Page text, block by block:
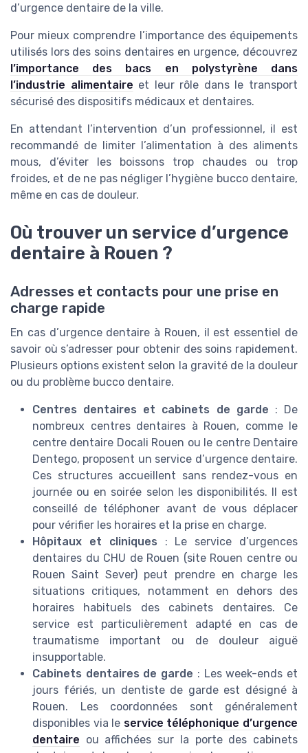
d’urgence dentaire de la ville.
Pour mieux comprendre l’importance des équipements
utilisés lors des soins dentaires en urgence, découvrez
l’importance des bacs en polystyrène dans
l’industrie alimentaire et leur rôle dans le transport
sécurisé des dispositifs médicaux et dentaires.
En attendant l’intervention d’un professionnel, il est
recommandé de limiter l’alimentation à des aliments
mous, d’éviter les boissons trop chaudes ou trop
froides, et de ne pas négliger l’hygiène bucco dentaire,
même en cas de douleur.
Où trouver un service d’urgence
dentaire à Rouen ?
Adresses et contacts pour une prise en
charge rapide
En cas d’urgence dentaire à Rouen, il est essentiel de
savoir où s’adresser pour obtenir des soins rapidement.
Plusieurs options existent selon la gravité de la douleur
ou du problème bucco dentaire.
Centres dentaires et cabinets de garde : De
nombreux centres dentaires à Rouen, comme le
centre dentaire Docali Rouen ou le centre Dentaire
Dentego, proposent un service d’urgence dentaire.
Ces structures accueillent sans rendez-vous en
journée ou en soirée selon les disponibilités. Il est
conseillé de téléphoner avant de vous déplacer
pour vérifier les horaires et la prise en charge.
Hôpitaux et cliniques : Le service d’urgences
dentaires du CHU de Rouen (site Rouen centre ou
Rouen Saint Sever) peut prendre en charge les
situations critiques, notamment en dehors des
horaires habituels des cabinets dentaires. Ce
service est particulièrement adapté en cas de
traumatisme important ou de douleur aiguë
insupportable.
Cabinets dentaires de garde : Les week-ends et
jours fériés, un dentiste de garde est désigné à
Rouen. Les coordonnées sont généralement
disponibles via le service téléphonique d’urgence
dentaire ou affichées sur la porte des cabinets